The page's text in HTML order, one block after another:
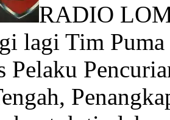
RADIO
lagi Tim
Pelaku